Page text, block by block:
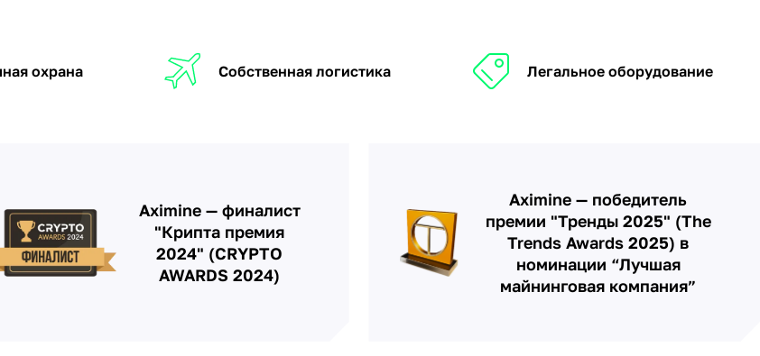
охрана Собственная логистика Легальное оборудование
Aximine — финалист
"Крипта премия
2024" (CRYPTO
AWARDS 2024)
Aximine — победитель
премии "Тренды 2025" (The
Trends Awards 2025) в
номинации “Лучшая
майнинговая компания”